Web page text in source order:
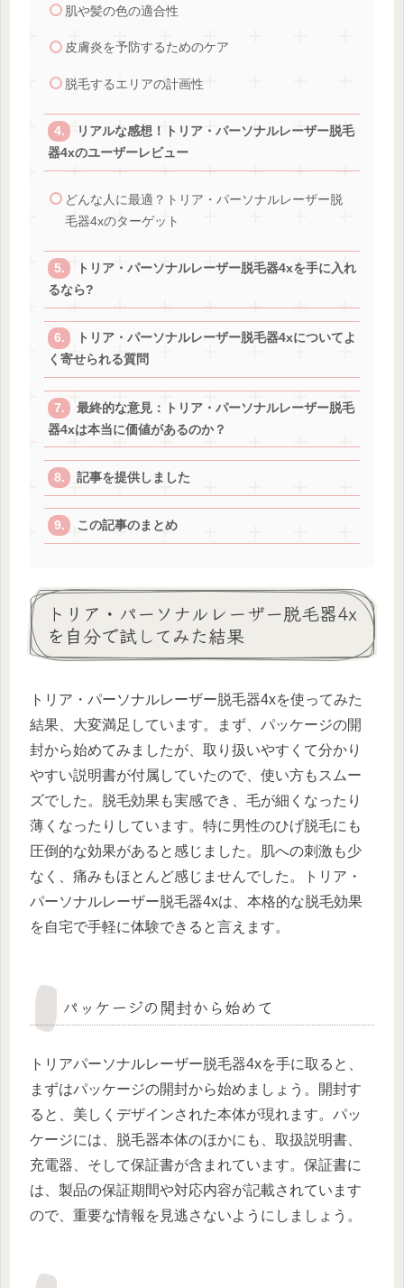
肌や髪の色の適合性
皮膚炎を予防するためのケア
脱毛するエリアの計画性
リアルな感想！トリア・パーソナルレーザー脱毛
器4xのユーザーレビュー
どんな人に最適？トリア・パーソナルレーザー脱
毛器4xのターゲット
トリア・パーソナルレーザー脱毛器4xを手に入れ
るなら?
トリア・パーソナルレーザー脱毛器4xについてよ
く寄せられる質問
最終的な意見：トリア・パーソナルレーザー脱毛
器4xは本当に価値があるのか？
記事を提供しました
この記事のまとめ
トリア・パーソナルレーザー脱毛器4x
を自分で試してみた結果
トリア・パーソナルレーザー脱毛器4xを使ってみた
結果、大変満足しています。まず、パッケージの開
封から始めてみましたが、取り扱いやすくて分かり
やすい説明書が付属していたので、使い方もスムー
ズでした。脱毛効果も実感でき、毛が細くなったり
薄くなったりしています。特に男性のひげ脱毛にも
圧倒的な効果があると感じました。肌への刺激も少
なく、痛みもほとんど感じませんでした。トリア・
パーソナルレーザー脱毛器4xは、本格的な脱毛効果
を自宅で手軽に体験できると言えます。
パッケージの開封から始めて
トリアパーソナルレーザー脱毛器4xを手に取ると、
まずはパッケージの開封から始めましょう。開封す
ると、美しくデザインされた本体が現れます。パッ
ケージには、脱毛器本体のほかにも、取扱説明書、
充電器、そして保証書が含まれています。保証書に
は、製品の保証期間や対応内容が記載されています
ので、重要な情報を見逃さないようにしましょう。